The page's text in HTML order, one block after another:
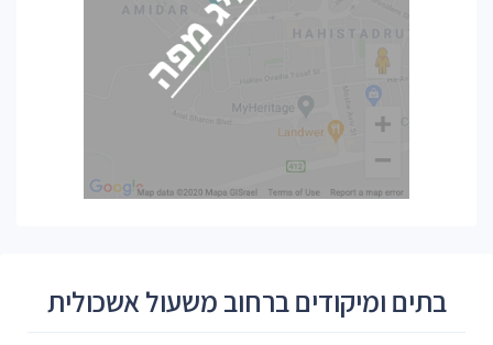
בתים ומיקודים ברחוב משעול אשכולית